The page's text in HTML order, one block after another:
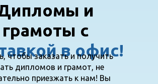
и
грамоты с
в офис!
чтобы заказать и получить
дипломов и грамот, не
приезжать к нам! Вы